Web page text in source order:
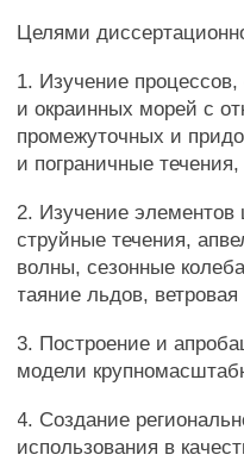
Целями
1. Изучение
и окраинных морей с
промежуточных и
и пограничные
2. Изучение
струйные течения,
волны, сезонные
таяние льдов,
3. Построение и
модели
4. Создание
использования в